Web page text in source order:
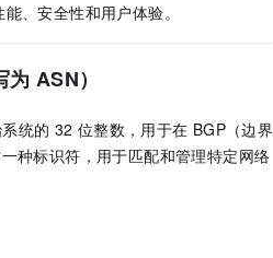
、安全性和用户体验。
为 ASN）
统的 32 位整数，用于在 BGP（边界
种标识符，用于匹配和管理特定网络